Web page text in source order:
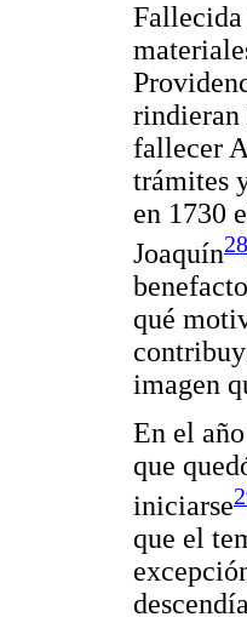
Fallecida
rindieran
fallecer
trámites
en 1730
Joaquín28
qué
imagen
En el
que
iniciarse
que el